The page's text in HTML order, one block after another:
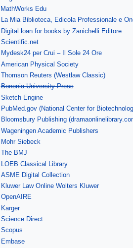
MathWorks Edu
La Mia Biblioteca, Edicola Professionale e
Digital loan for books by Zanichelli Editore
Scientific.net
Mydesk24 per Crui – Il Sole 24 Ore
American Physical Society
Thomson Reuters (Westlaw Classic)
Bononia University Press
Sketch Engine
PubMed.gov (National Center for
Bloomsbury Publishing
Wageningen Academic Publishers
Mohr Siebeck
The BMJ
LOEB Classical Library
ASME Digital Collection
Kluwer Law Online Wolters Kluwer
OpenAIRE
Karger
Science Direct
Scopus
Embase